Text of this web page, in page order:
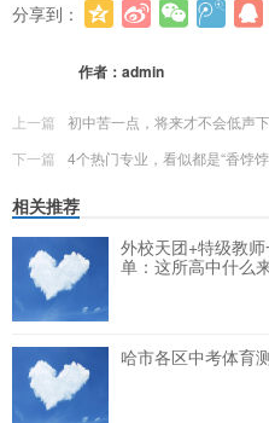
分享到：
作者： admin
上一篇
初中苦一点，将来才不会低声
下一篇
4个热门专业，看似都是“香饽
相关推荐
外校天团+特级教
单：这所高中什么
哈市各区中考体育